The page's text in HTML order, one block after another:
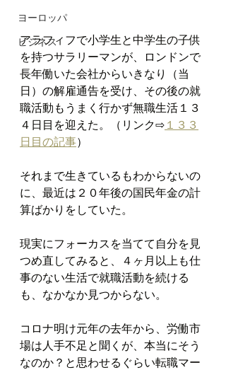
ヨーロッパ
ビジネス
アラフィフで小学生と中学生の子供
を持つサラリーマンが、ロンドンで
長年働いた会社からいきなり（当
日）の解雇通告を受け、その後の就
職活動もうまく行かず無職生活１３
４日目を迎えた。（リンク⇨１３３
日目の記事）
それまで生きているもわからないの
に、最近は２０年後の国民年金の計
算ばかりをしていた。
現実にフォーカスを当てて自分を見
つめ直してみると、４ヶ月以上も仕
事のない生活で就職活動を続ける
も、なかなか見つからない。
コロナ明け元年の去年から、労働市
場は人手不足と聞くが、本当にそう
なのか？と思わせるぐらい転職マー